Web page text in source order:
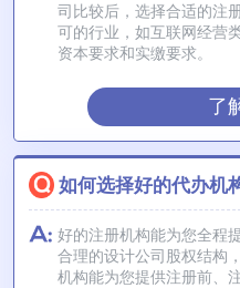
司比较后，选择合适的注
可的行业，如互联网经营
资本要求和实缴要求。
了
如何选择好的代办机
好的注册机构能为您全程
合理的设计公司股权结构
机构能为您提供注册前、